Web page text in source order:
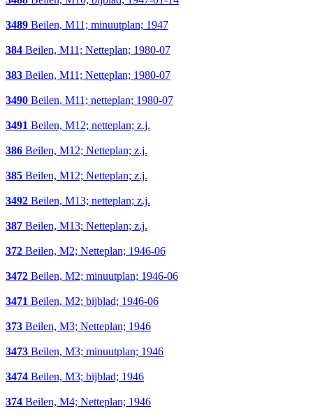
3489 Beilen, M11; minuutplan; 1947
384 Beilen, M11; Netteplan; 1980-07
383 Beilen, M11; Netteplan; 1980-07
3490 Beilen, M11; netteplan; 1980-07
3491 Beilen, M12; netteplan; z.j.
386 Beilen, M12; Netteplan; z.j.
385 Beilen, M12; Netteplan; z.j.
3492 Beilen, M13; netteplan; z.j.
387 Beilen, M13; Netteplan; z.j.
372 Beilen, M2; Netteplan; 1946-06
3472 Beilen, M2; minuutplan; 1946-06
3471 Beilen, M2; bijblad; 1946-06
373 Beilen, M3; Netteplan; 1946
3473 Beilen, M3; minuutplan; 1946
3474 Beilen, M3; bijblad; 1946
374 Beilen, M4; Netteplan; 1946